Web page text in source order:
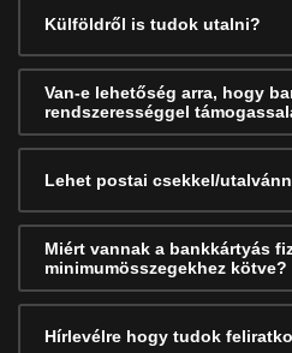
Külföldről is tudok utalni?
Van-e lehetőség arra, hogy
rendszerességgel
Lehet postai csekkel/
Miért vannak a bankkártyás
minimumösszegekhez kötve?
Hírlevélre hogy tudok